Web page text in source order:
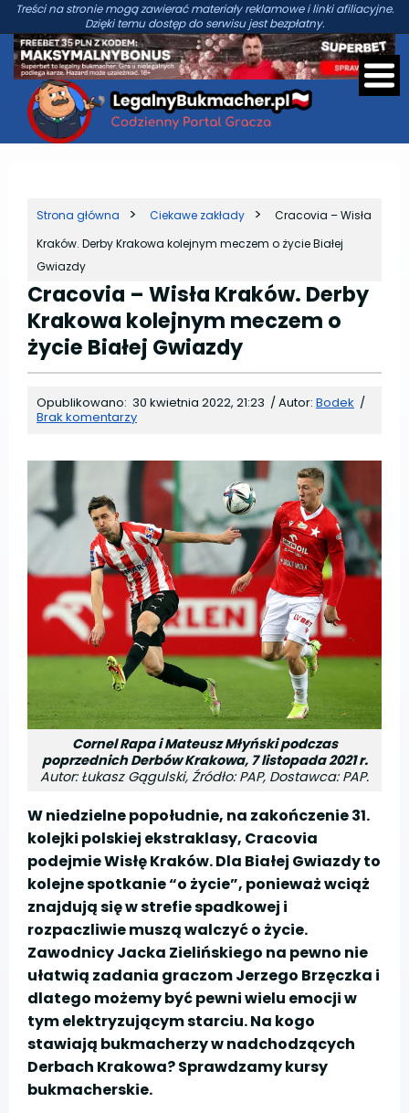
Treści na stronie mogą zawierać materiały reklamowe i linki afiliacyjne.
Dzięki temu dostęp do serwisu jest bezpłatny.
Strona główna Ciekawe zakłady
Cracovia – Wisła
Kraków. Derby Krakowa kolejnym meczem o życie Białej
Gwiazdy
Cracovia – Wisła Kraków. Derby
Krakowa kolejnym meczem o
życie Białej Gwiazdy
Opublikowano: 30 kwietnia 2022, 21:23 /Autor: Bodek /
Brak komentarzy
Cornel Rapa i Mateusz Młyński podczas
poprzednich Derbów Krakowa, 7 listopada 2021 r.
Autor: Łukasz Gągulski, Źródło: PAP, Dostawca: PAP.
W niedzielne popołudnie, na zakończenie 31.
kolejki polskiej ekstraklasy, Cracovia
podejmie Wisłę Kraków. Dla Białej Gwiazdy to
kolejne spotkanie “o życie”, ponieważ wciąż
znajdują się w strefie spadkowej i
rozpaczliwie muszą walczyć o życie.
Zawodnicy Jacka Zielińskiego na pewno nie
ułatwią zadania graczom Jerzego Brzęczka i
dlatego możemy być pewni wielu emocji w
tym elektryzującym starciu. Na kogo
stawiają bukmacherzy w nadchodzących
Derbach Krakowa? Sprawdzamy kursy
bukmacherskie.